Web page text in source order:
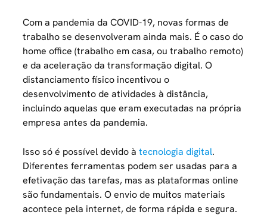
Com a pandemia da COVID-19, novas formas de
trabalho se desenvolveram ainda mais. É o caso do
home office (trabalho em casa, ou trabalho remoto)
e da aceleração da transformação digital. O
distanciamento físico incentivou o
desenvolvimento de atividades à distância,
incluindo aquelas que eram executadas na própria
empresa antes da pandemia.
Isso só é possível devido àtecnologia digital.
Diferentes ferramentas podem ser usadas para a
efetivação das tarefas, mas as plataformas online
são fundamentais. O envio de muitos materiais
acontece pela internet, de forma rápida e segura.